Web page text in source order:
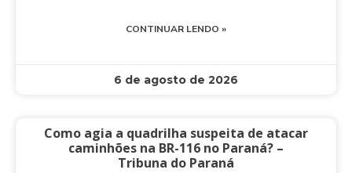
CONTINUAR LENDO »
6 de agosto de 2026
Como agia a quadrilha suspeita de atacar
caminhões na BR-116 no Paraná? –
Tribuna do Paraná